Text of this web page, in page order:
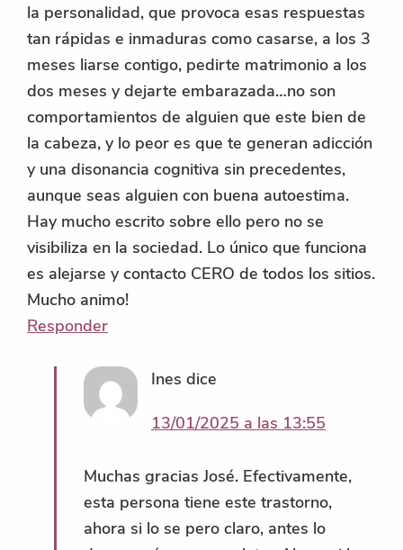
la personalidad, que provoca esas respuestas
tan rápidas e inmaduras como casarse, a los 3
meses liarse contigo, pedirte matrimonio a los
dos meses y dejarte embarazada…no son
comportamientos de alguien que este bien de
la cabeza, y lo peor es que te generan adicción
y una disonancia cognitiva sin precedentes,
aunque seas alguien con buena autoestima.
Hay mucho escrito sobre ello pero no se
visibiliza en la sociedad. Lo único que funciona
es alejarse y contacto CERO de todos los sitios.
Mucho animo!
Responder
Ines dice
13/01/2025 a las 13:55
Muchas gracias José. Efectivamente,
esta persona tiene este trastorno,
ahora si lo se pero claro, antes lo